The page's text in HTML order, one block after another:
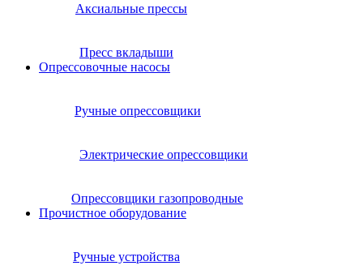
Аксиальные прессы
Пресс вкладыши
Опрессовочные насосы
Ручные опрессовщики
Электрические опрессовщики
Опрессовщики газопроводные
Прочистное оборудование
Ручные устройства